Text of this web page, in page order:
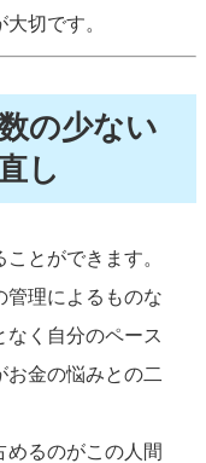
切です。
の少ない
し
とができます。
管理によるものな
なく自分のペース
お金の悩みとの二
めるのがこの人間